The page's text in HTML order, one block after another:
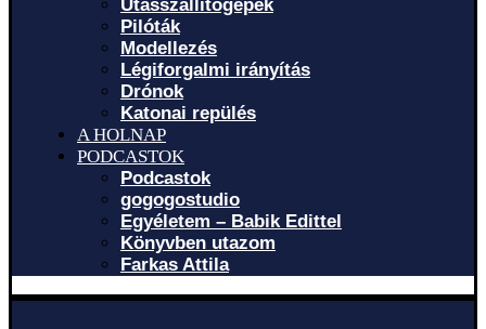
Utasszállítógépek
Pilóták
Modellezés
Légiforgalmi irányítás
Drónok
Katonai repülés
A HOLNAP
PODCASTOK
Podcastok
gogogostudio
Egyéletem – Babik Edittel
Könyvben utazom
Farkas Attila